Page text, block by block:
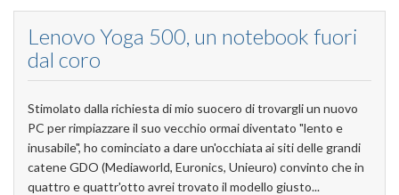
Lenovo Yoga 500, un notebook fuori
dal coro
Stimolato dalla richiesta di mio suocero di trovargli un nuovo
PC per rimpiazzare il suo vecchio ormai diventato "lento e
inusabile", ho cominciato a dare un'occhiata ai siti delle grandi
catene GDO (Mediaworld, Euronics, Unieuro) convinto che in
quattro e quattr'otto avrei trovato il modello giusto...